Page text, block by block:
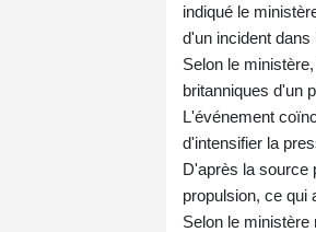
indiqué le
d'un incident dans
Selon le
britanniques d'un
L'événement
d'intensifier la
D'après la source
propulsion, ce qui
Selon le